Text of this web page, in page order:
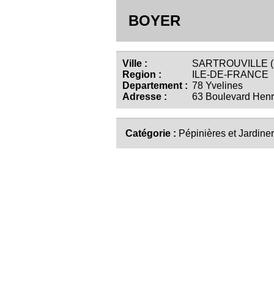
BOYER
Ville :
SARTROUVILLE
Region :
ILE-DE-FRANCE
Departement : 78 Yvelines
Adresse :
63 Boulevard
Catégorie : Pépinières et